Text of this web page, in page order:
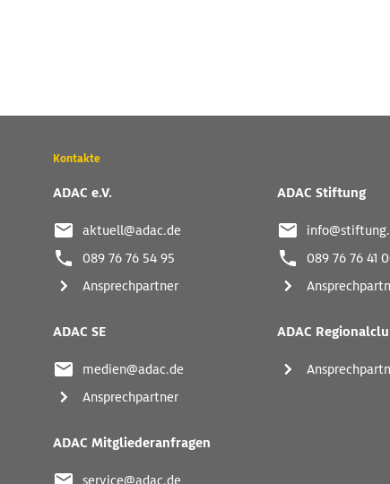
Wichtige
und
Links
Kontakte
ADAC e.V.
aktuell@adac.de
089 76 76 54 95
Ansprechpartner
ADAC Stiftung
089 76 76 41
ADAC SE
medien@adac.de
Ansprechpartner
ADAC
ADAC Mitgliederanfragen
service@adac.de